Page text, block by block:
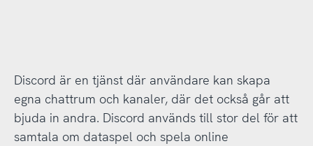
Discord är en tjänst där användare kan skapa
egna chattrum och kanaler, där det också går att
bjuda in andra. Discord används till stor del för att
samtala om dataspel och spela online